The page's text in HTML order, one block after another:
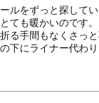
ルをずっと探して
ても暖かいのです
る手間もなくさっ
下にライナー代わ